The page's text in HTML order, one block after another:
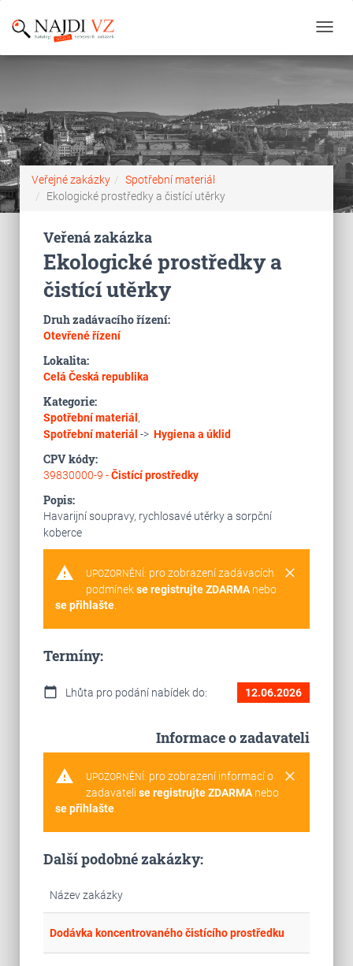
Veřejné zakázky
Spotřební materiál
Ekologické prostředky a čistící utěrky
Veřená zakázka
Ekologické prostředky a
čistící utěrky
Druh zadávacího řízení:
Otevřené řízení
Lokalita:
Celá Česká republika
Kategorie:
Spotřební materiál ,
Spotřební materiál -> Hygiena a úklid
CPV kódy:
39830000-9 -Čistící prostředky
Popis:
Havarijní soupravy, rychlosavé utěrky a sorpční
koberce
warning clear
UPOZORNĚNÍ: pro zobrazení zadávacích
podmínekse registrujte ZDARMAnebo
se přihlašte.
Termíny:
calendar_today Lhůta pro podání nabídek do: 12.06.2026
Informace o zadavateli
warning clear
UPOZORNĚNÍ: pro zobrazení informací o
zadavateli se registrujte ZDARMAnebo
se přihlašte.
Další podobné zakázky:
Název zakázky
Dodávka koncentrovaného čistícího prostředku